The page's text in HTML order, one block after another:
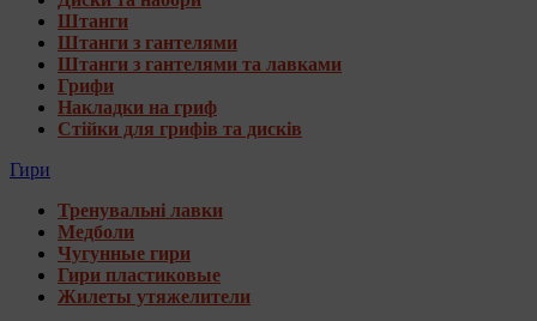
Штанги
Штанги з гантелями
Штанги з гантелями та лавками
Грифи
Накладки на гриф
Стійки для грифів та дисків
Гири
Тренувальні лавки
Медболи
Чугунные гири
Гири пластиковые
Жилеты утяжелители